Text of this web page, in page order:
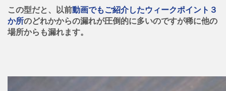
この型だと、以前動画でもご紹介したウィークポイント３
か所のどれかからの漏れが圧倒的に多いのですが稀に他の
場所からも漏れます。